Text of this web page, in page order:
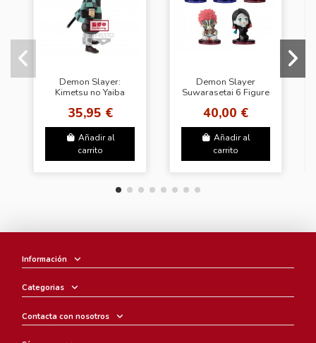
Demon Slayer:
Kimetsu no Yaiba
Kamado -
35,95 €
Añadir al
carrito
Demon Slayer
Suwarasetai 6 Figure
40,00 €
Añadir al
carrito
Información
Categorias
Contacta con nosotros